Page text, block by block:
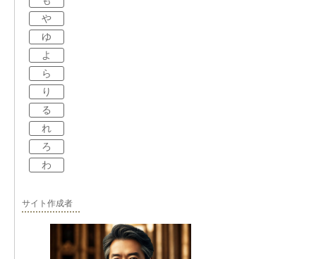
や
ゆ
よ
ら
り
る
れ
ろ
わ
サイト作成者